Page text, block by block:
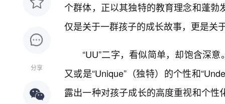
分享
个群体，正以其独特的教育理念和蓬
仅是关于一群孩子的成长故事，更是关
“UU”二字，看似简单，却饱含深
又或是“Unique”（独特）的个性和
露出一种对孩子成长的高度重视和个